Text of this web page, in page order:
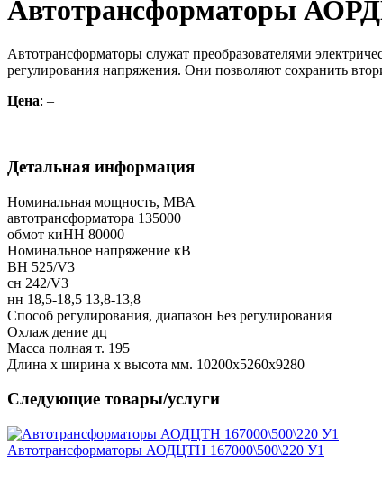
Автотрансформаторы
Автотрансформаторы служат преобразователями
регулирования напряжения. Они позволяют сохранить
Цена: –
Детальная информация
Номинальная мощность, МВА
автотрансформатора 135000
обмот киНН 80000
Номинальное напряжение кВ
ВН 525/V3
сн 242/V3
нн 18,5-18,5 13,8-13,8
Способ регулирования, диапазон Без регулирования
Охлаж дение дц
Масса полная т. 195
Длина х ширина х высота мм. 10200x5260x9280
Следующие товары/услуги
Автотрансформаторы АОДЦТН 167000\500\220 У1